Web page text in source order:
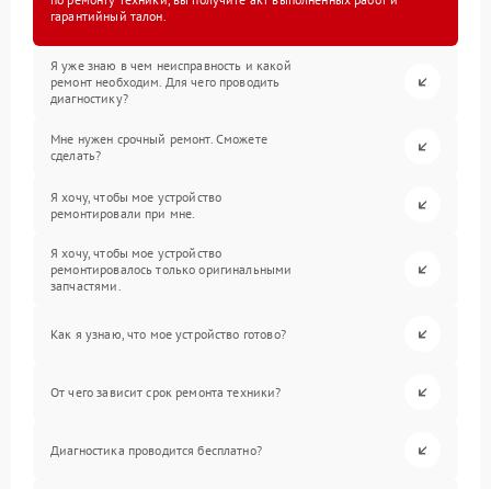
гарантийный талон.
Я уже знаю в чем неисправность и какой
ремонт необходим. Для чего проводить
диагностику?
Мне нужен срочный ремонт. Сможете
сделать?
Я хочу, чтобы мое устройство
ремонтировали при мне.
Я хочу, чтобы мое устройство
ремонтировалось только оригинальными
запчастями.
Как я узнаю, что мое устройство готово?
От чего зависит срок ремонта техники?
Диагностика проводится бесплатно?